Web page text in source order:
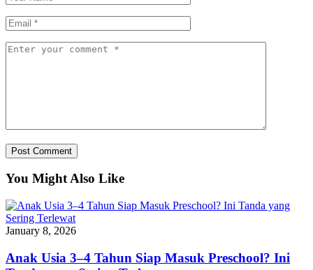
You Might Also Like
January 8, 2026
Anak Usia 3–4 Tahun Siap Masuk Preschool? Ini